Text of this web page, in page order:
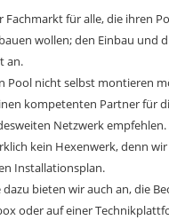
Fachmarkt für alle, die ihren
wollen; den Einbau und
an.
Pool nicht selbst montieren
kompetenten Partner für
Netzwerk empfehlen.
kein Hexenwerk, denn
Installationsplan.
bieten wir auch an, die
oder auf einer